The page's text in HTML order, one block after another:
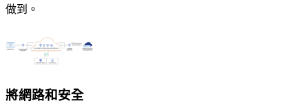
做到。
將網路和安全